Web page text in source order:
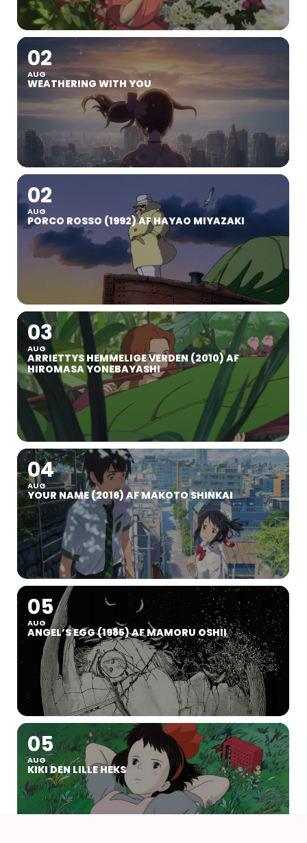
02
AUG
WEATHERING WITH YOU
02
AUG
PORCO ROSSO (1992) AF HAYAO MIYAZAKI
03
AUG
ARRIETTYS HEMMELIGE VERDEN (2010) AF
HIROMASA YONEBAYASHI
04
AUG
YOUR NAME (2016) AF MAKOTO SHINKAI
05
AUG
ANGEL’S EGG (1985) AF MAMORU OSHII
05
AUG
KIKI DEN LILLE HEKS